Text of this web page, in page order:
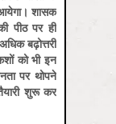
शासक
पीठ पर ही
बढ़ोत्तरी
को भी इन
पर थोपने
शुरू कर